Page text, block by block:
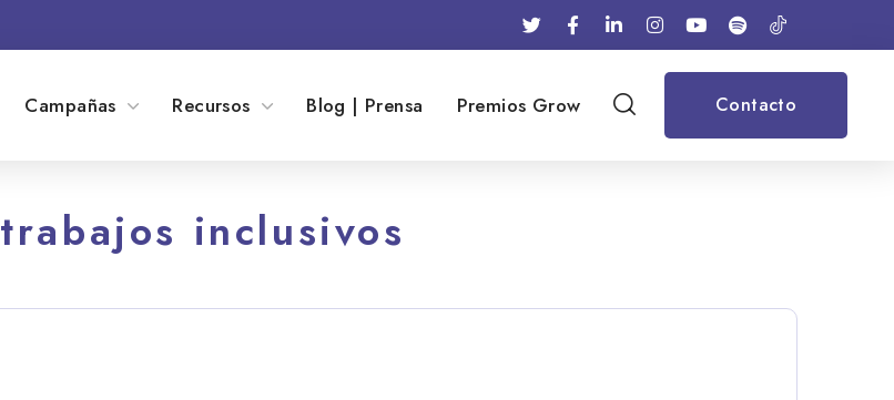
Campañas Recursos Blog | Prensa Premios Grow Contacto
trabajos inclusivos